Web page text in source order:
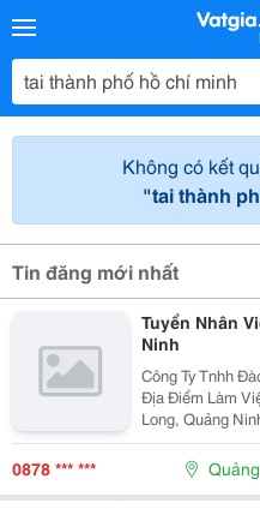
Không có kết
"tai thành
Tin đăng mới nhất
Tuyển Nhân
Ninh
Công Ty Tnhh
Địa Điểm Làm
Long, Quảng Ninh Tuyển Dụng 1. Nhân Viên Kế
Thuế : 05 Mô Tả Công Việc: &Bull; Thực Hiện Các Công
Việc Liên Quan
0878 *** ***